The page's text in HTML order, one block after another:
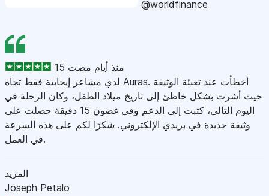
@worldfinance
15 منذ أيام مضت
لدي مشاعر إيجابية فقط تجاه Auras. أخطأت عند تعبئة الوثيقة
حيث أشرت بشكل خاطئ إلى تاريخ ميلاد الطفل، وكان الرحلة في
اليوم التالي، كتبت إلى الدعم وفي غضون 15 دقيقة حصلت على
وثيقة جديدة في بريدي الإلكتروني. شكرًا لكم على هذه السرعة
في العمل.
المزيد
Joseph Petalo